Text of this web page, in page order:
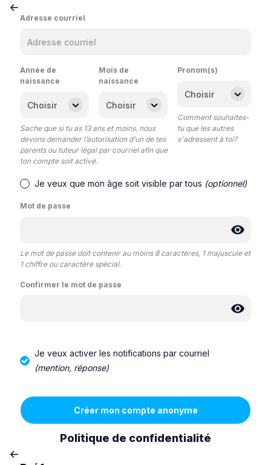
Adresse courriel
Année de
naissance
Mois de
naissance
Sache que si tu as 13 ans et moins, nous
devons demander l’autorisation d’un de tes
parents ou tuteur légal par courriel afin que
ton compte soit activé.
Pronom(s)
Comment souhaites-
tu que les autres
s'adressent à toi?
Je veux que mon âge soit visible par tous (optionnel)
Mot de passe
Le mot de passe doit contenir au moins 8 caractères, 1 majuscule et
1 chiffre ou caractère spécial.
Confirmer le mot de passe
Je veux activer les notifications par courriel
(mention, réponse)
Politique de confidentialité